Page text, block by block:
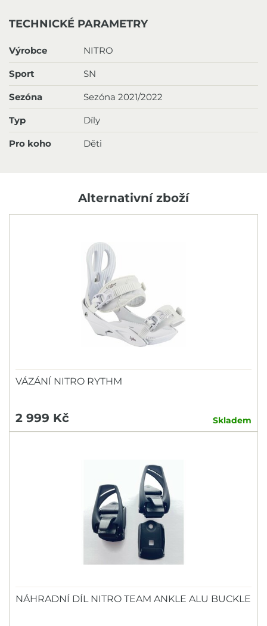
TECHNICKÉ PARAMETRY
Výrobce NITRO
Sport SN
Sezóna Sezóna 2021/2022
Typ Díly
Pro koho Děti
Alternativní zboží
VÁZÁNÍ NITRO RYTHM
2 999 Kč Skladem
NÁHRADNÍ DÍL NITRO TEAM ANKLE ALU BUCKLE